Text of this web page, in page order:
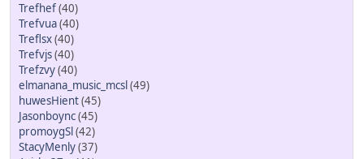
Trefhef(40)
Trefvua(40)
Treflsx(40)
Trefvjs(40)
Trefzvy(40)
elmanana_music_mcsl(49)
huwesHient(45)
Jasonboync(45)
promoygSl(42)
StacyMenly(37)